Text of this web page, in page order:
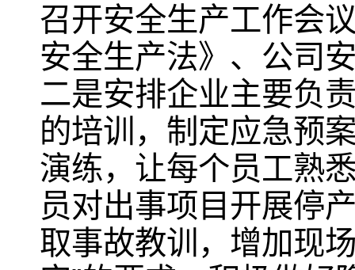
召开安全生产工作会
安全生产法》、公司
二是安排企业主要负
的培训，制定应急预
演练，让每个员工熟
员对出事项目开展停
取事故教训，增加现